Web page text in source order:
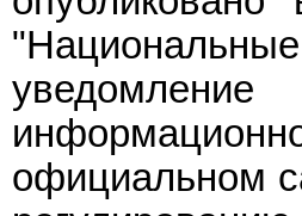
официальном